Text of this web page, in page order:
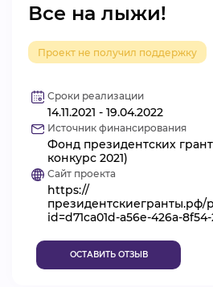
ОРГАНИЗАЦИИ
АКТИВИСТЫ
ПРОЕКТЫ
АНАЛИТИКА
БАЗА ЗНАНИЙ
ВИДЕОКУРСЫ
Все на лыжи!
Проект не получил поддержку
Сроки реализации
14.11.2021 - 19.04.2022
Источник финансирования
Фонд президентских
конкурс 2021)
Сайт проекта
https://
id=d71ca01d-a56e-426a-
ОСТАВИТЬ ОТЗЫВ